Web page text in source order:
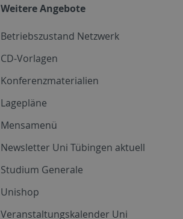
Weitere Angebote
Betriebszustand Netzwerk
CD-Vorlagen
Konferenzmaterialien
Lagepläne
Mensamenü
Newsletter Uni Tübingen aktuell
Studium Generale
Unishop
Veranstaltungskalender Uni